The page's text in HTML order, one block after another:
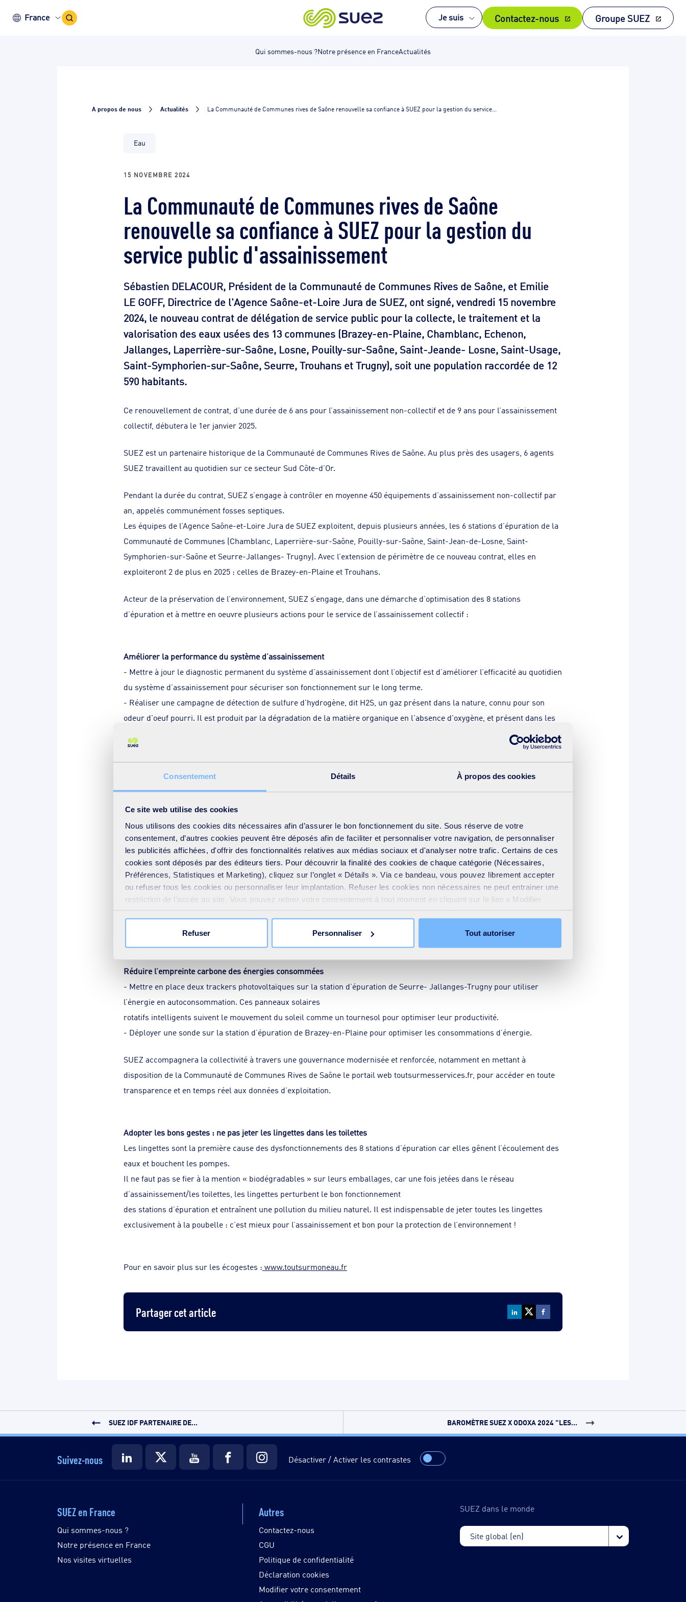
Consentement Détails À propos des cookies
Ce site web utilise des cookies
Nous utilisons des cookies dits nécessaires afin d’assurer le bon fonctionnement du site. Sous réserve de votre
consentement, d’autres cookies peuvent être déposés afin de faciliter et personnaliser votre navigation, de personnaliser
les publicités affichées, d'offrir des fonctionnalités relatives aux médias sociaux et d'analyser notre trafic. Certains de ces
cookies sont déposés par des éditeurs tiers. Pour découvrir la finalité des cookies de chaque catégorie (Nécessaires,
Préférences, Statistiques et Marketing), cliquez sur l’onglet « Détails ». Via ce bandeau, vous pouvez librement accepter
ou refuser tous les cookies ou personnaliser leur implantation. Refuser les cookies non nécessaires ne peut entrainer une
restriction de l’accès au site. Vous pouvez retirer votre consentement à tout moment en cliquant sur le lien « Modifier
Refuser Personnaliser Tout autoriser
France Icône
recherche Je suis Contactez-nous Groupe SUEZ
Qui sommes-nous ?Notre présence en FranceActualités
A propos de nous Actualités La Communauté de Communes rives de Saône renouvelle sa confiance à SUEZ pour la gestion du service...
Eau
15 NOVEMBRE 2024
La Communauté de Communes rives de Saône
renouvelle sa confiance à SUEZ pour la gestion du
service public d'assainissement
Sébastien DELACOUR, Président de la Communauté de Communes Rives de Saône, et Emilie
LE GOFF, Directrice de l'Agence Saône-et-Loire Jura de SUEZ, ont signé, vendredi 15 novembre
2024, le nouveau contrat de délégation de service public pour la collecte, le traitement et la
valorisation des eaux usées des 13 communes (Brazey-en-Plaine, Chamblanc, Echenon,
Jallanges, Laperrière-sur-Saône, Losne, Pouilly-sur-Saône, Saint-Jeande- Losne, Saint-Usage,
Saint-Symphorien-sur-Saône, Seurre, Trouhans et Trugny), soit une population raccordée de 12
590 habitants.
Ce renouvellement de contrat, d’une durée de 6 ans pour l’assainissement non-collectif et de 9 ans pour l’assainissement
collectif, débutera le 1er janvier 2025.
SUEZ est un partenaire historique de la Communauté de Communes Rives de Saône. Au plus près des usagers, 6 agents
SUEZ travaillent au quotidien sur ce secteur Sud Côte-d’Or.
Pendant la durée du contrat, SUEZ s’engage à contrôler en moyenne 450 équipements d’assainissement non-collectif par
an, appelés communément fosses septiques.
Les équipes de l’Agence Saône-et-Loire Jura de SUEZ exploitent, depuis plusieurs années, les 6 stations d’épuration de la
Communauté de Communes (Chamblanc, Laperrière-sur-Saône, Pouilly-sur-Saône, Saint-Jean-de-Losne, Saint-
Symphorien-sur-Saône et Seurre-Jallanges- Trugny). Avec l’extension de périmètre de ce nouveau contrat, elles en
exploiteront 2 de plus en 2025 : celles de Brazey-en-Plaine et Trouhans.
Acteur de la préservation de l’environnement, SUEZ s’engage, dans une démarche d’optimisation des 8 stations
d’épuration et à mettre en oeuvre plusieurs actions pour le service de l’assainissement collectif :
Améliorer la performance du système d’assainissement
- Mettre à jour le diagnostic permanent du système d’assainissement dont l’objectif est d’améliorer l’efficacité au quotidien
du système d’assainissement pour sécuriser son fonctionnement sur le long terme.
- Réaliser une campagne de détection de sulfure d'hydrogène, dit H2S, un gaz présent dans la nature, connu pour son
odeur d'oeuf pourri. Il est produit par la dégradation de la matière organique en l'absence d'oxygène, et présent dans les
- Installer une grille d’égouttage sur le silo à boues de la station d’épuration de Brazeyen- Plaine pour améliorer la siccité,
soit augmenter le pourcentage de la masse totale de la boue qui est de la matière sèche.
- Installer deux sondes d’encrassement pour optimiser le curage préventif et curatif des réseaux d’assainissement.
Lutter contre les eaux claires parasites
- Améliorer la connaissance des collecteurs non accessibles, sans avoir besoin de curer les réseaux ou de les vider grâce
à la solution innovante brevetée par le Groupe SUEZ
: la SewerBall. Cette solution agile permet d’intervenir en toute sécurité directement dans les réseaux en service. Munie
de capteurs, la SewerBall collecte des données et
l’interprétation des mesures se fait automatiquement grâce à un algorithme intelligent. Elle permet d’établir un pré-
diagnostic rapide, économique et sécurisé.
- Installer deux pluviomètres agréés sur les stations d’épuration de Brazey-en-Plaine et
de Seurre-Jallanges-Trugny.
Réduire l’empreinte carbone des énergies consommées
- Mettre en place deux trackers photovoltaïques sur la station d’épuration de Seurre- Jallanges-Trugny pour utiliser
l’énergie en autoconsommation. Ces panneaux solaires
rotatifs intelligents suivent le mouvement du soleil comme un tournesol pour optimiser leur productivité.
- Déployer une sonde sur la station d’épuration de Brazey-en-Plaine pour optimiser les consommations d’énergie.
SUEZ accompagnera la collectivité à travers une gouvernance modernisée et renforcée, notamment en mettant à
disposition de la Communauté de Communes Rives de Saône le portail web toutsurmesservices.fr, pour accéder en toute
transparence et en temps réel aux données d’exploitation.
Adopter les bons gestes : ne pas jeter les lingettes dans les toilettes
Les lingettes sont la première cause des dysfonctionnements des 8 stations d’épuration car elles gênent l’écoulement des
eaux et bouchent les pompes.
Il ne faut pas se fier à la mention « biodégradables » sur leurs emballages, car une fois jetées dans le réseau
d’assainissement/les toilettes, les lingettes perturbent le bon fonctionnement
des stations d’épuration et entraînent une pollution du milieu naturel. Il est indispensable de jeter toutes les lingettes
exclusivement à la poubelle : c’est mieux pour l’assainissement et bon pour la protection de l’environnement !
Pour en savoir plus sur les écogestes : www.toutsurmoneau.fr
Partager cet article
SUEZ IDF PARTENAIRE DE... BAROMÈTRE SUEZ X ODOXA 2024 "LES...
Suivez-nous Désactiver / Activer les contrastes
SUEZ en France
Qui sommes-nous ?
Notre présence en France
Nos visites virtuelles
Autres
Contactez-nous
CGU
Politique de confidentialité
Déclaration cookies
Modifier votre consentement
SUEZ dans le monde